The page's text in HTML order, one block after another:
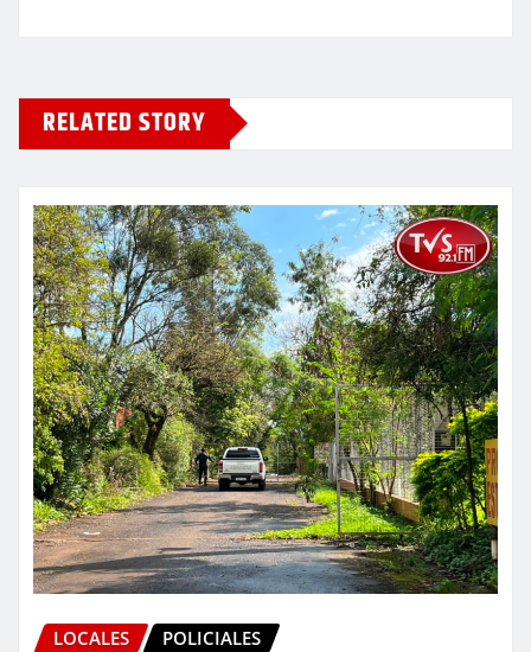
RELATED STORY
LOCALES POLICIALES